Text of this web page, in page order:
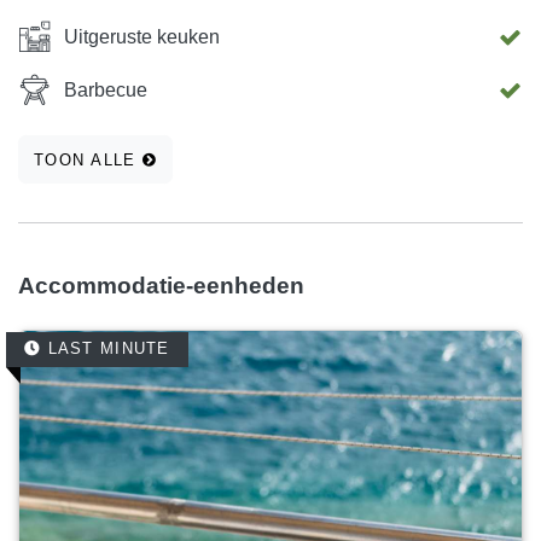
Uitgeruste keuken
Barbecue
TOON ALLE
Accommodatie-eenheden
LAST MINUTE